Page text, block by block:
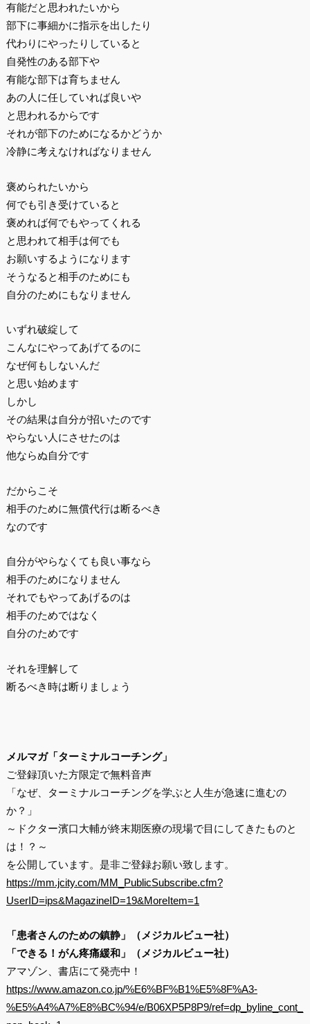
有能だと思われたいから
部下に事細かに指示を出したり
代わりにやったりしていると
自発性のある部下や
有能な部下は育ちません
あの人に任していれば良いや
と思われるからです
それが部下のためになるかどうか
冷静に考えなければなりません
褒められたいから
何でも引き受けていると
褒めれば何でもやってくれる
と思われて相手は何でも
お願いするようになります
そうなると相手のためにも
自分のためにもなりません
いずれ破綻して
こんなにやってあげてるのに
なぜ何もしないんだ
と思い始めます
しかし
その結果は自分が招いたのです
やらない人にさせたのは
他ならぬ自分です
だからこそ
相手のために無償代行は断るべき
なのです
自分がやらなくても良い事なら
相手のためになりません
それでもやってあげるのは
相手のためではなく
自分のためです
それを理解して
断るべき時は断りましょう
メルマガ「ターミナルコーチング」
ご登録頂いた方限定で無料音声
「なぜ、ターミナルコーチングを学ぶと人生が急速に進むの
か？」
～ドクター濱口大輔が終末期医療の現場で目にしてきたものと
は！？～
を公開しています。是非ご登録お願い致します。
https://mm.jcity.com/MM_PublicSubscribe.cfm?
UserID=ips&MagazineID=19&MoreItem=1
「患者さんのための鎮静」（メジカルビュー社）
「できる！がん疼痛緩和」（メジカルビュー社）
アマゾン、書店にて発売中！
https://www.amazon.co.jp/%E6%BF%B1%E5%8F%A3-
%E5%A4%A7%E8%BC%94/e/B06XP5P8P9/ref=dp_byline_cont_